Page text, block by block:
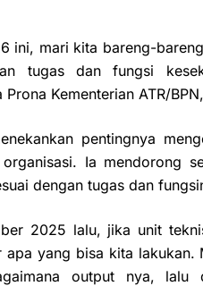
ini, mari kita bareng-
tugas dan fungsi
Kementerian ATR/
pentingnya
Ia mendorong
dengan tugas dan
2025 lalu, jika unit
yang bisa kita lakukan.
output nya,